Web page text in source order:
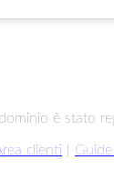
è stato
clienti